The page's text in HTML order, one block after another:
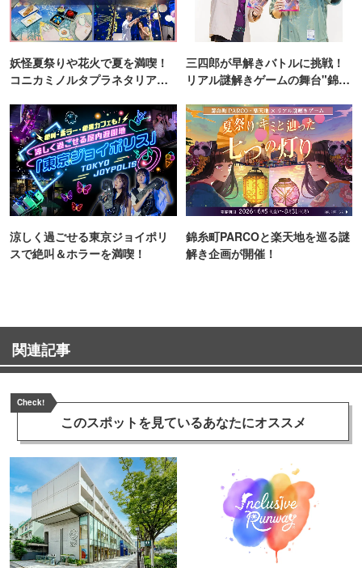
妖怪夏祭りや花火で夏を満喫！
コニカミノルタプラネタリア
三四郎が早解きバトルに挑戦！
リアル謎解きゲームの舞台"錦糸
涼しく過ごせる東京ジョイポリ
スで絶叫＆ホラーを満喫！
錦糸町PARCOと楽天地を巡る謎
解き企画が開催！
関連記事
Check!
このスポットを見ているあなたにオススメ